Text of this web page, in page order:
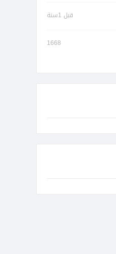
قبل 1سنة
1668